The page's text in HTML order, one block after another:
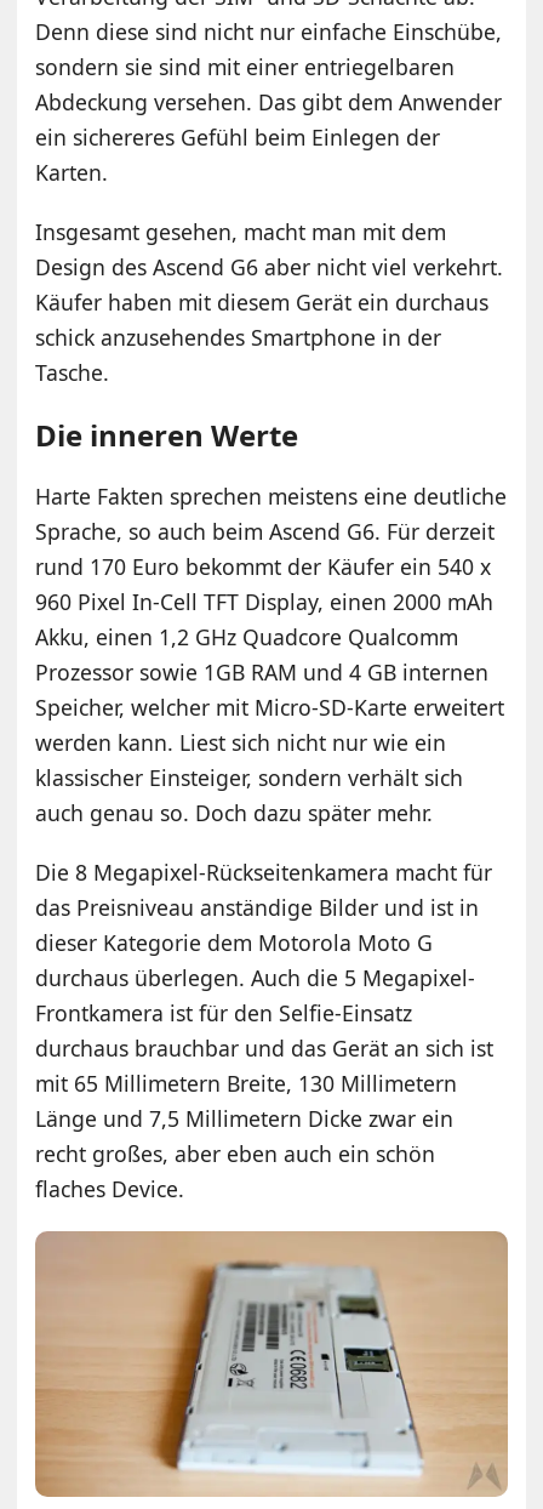
Denn diese sind nicht nur einfache Einschübe,
sondern sie sind mit einer entriegelbaren
Abdeckung versehen. Das gibt dem Anwender
ein sichereres Gefühl beim Einlegen der
Karten.
Insgesamt gesehen, macht man mit dem
Design des Ascend G6 aber nicht viel verkehrt.
Käufer haben mit diesem Gerät ein durchaus
schick anzusehendes Smartphone in der
Tasche.
Die inneren Werte
Harte Fakten sprechen meistens eine deutliche
Sprache, so auch beim Ascend G6. Für derzeit
rund 170 Euro bekommt der Käufer ein 540 x
960 Pixel In-Cell TFT Display, einen 2000 mAh
Akku, einen 1,2 GHz Quadcore Qualcomm
Prozessor sowie 1GB RAM und 4 GB internen
Speicher, welcher mit Micro-SD-Karte erweitert
werden kann. Liest sich nicht nur wie ein
klassischer Einsteiger, sondern verhält sich
auch genau so. Doch dazu später mehr.
Die 8 Megapixel-Rückseitenkamera macht für
das Preisniveau anständige Bilder und ist in
dieser Kategorie dem Motorola Moto G
durchaus überlegen. Auch die 5 Megapixel-
Frontkamera ist für den Selfie-Einsatz
durchaus brauchbar und das Gerät an sich ist
mit 65 Millimetern Breite, 130 Millimetern
Länge und 7,5 Millimetern Dicke zwar ein
recht großes, aber eben auch ein schön
flaches Device.